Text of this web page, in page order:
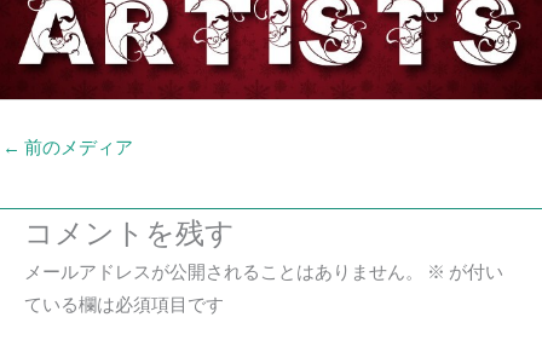
← 前のメディア
コメントを残す
メールアドレスが公開されることはありません。 ※ が付い
ている欄は必須項目です